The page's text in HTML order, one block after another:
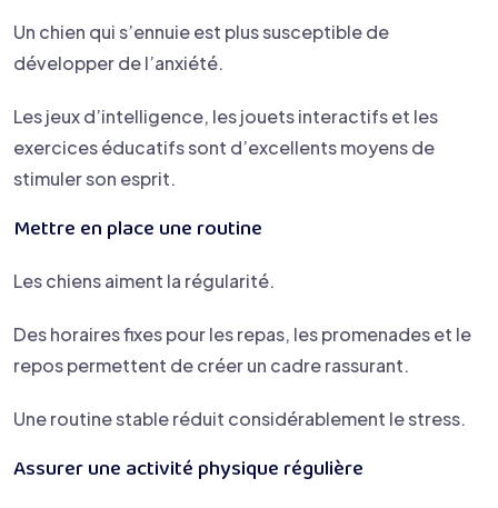
Un chien qui s’ennuie est plus susceptible de
développer de l’anxiété.
Les jeux d’intelligence, les jouets interactifs et les
exercices éducatifs sont d’excellents moyens de
stimuler son esprit.
Mettre en place une routine
Les chiens aiment la régularité.
Des horaires fixes pour les repas, les promenades et le
repos permettent de créer un cadre rassurant.
Une routine stable réduit considérablement le stress.
Assurer une activité physique régulière